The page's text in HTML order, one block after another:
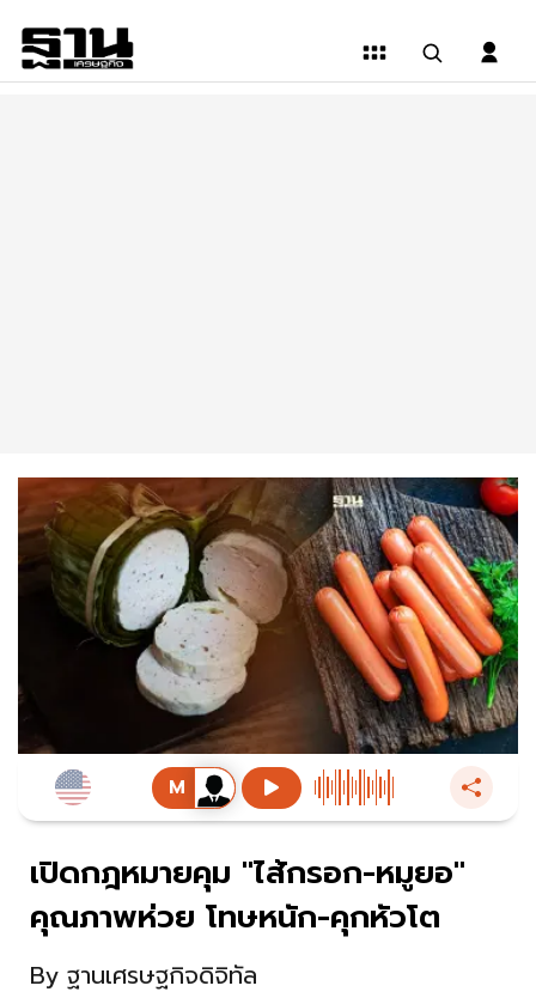
เปิดกฎหมายคุม "ไส้กรอก-หมูยอ"
คุณภาพห่วย โทษหนัก-คุกหัวโต
By ฐานเศรษฐกิจดิจิทัล